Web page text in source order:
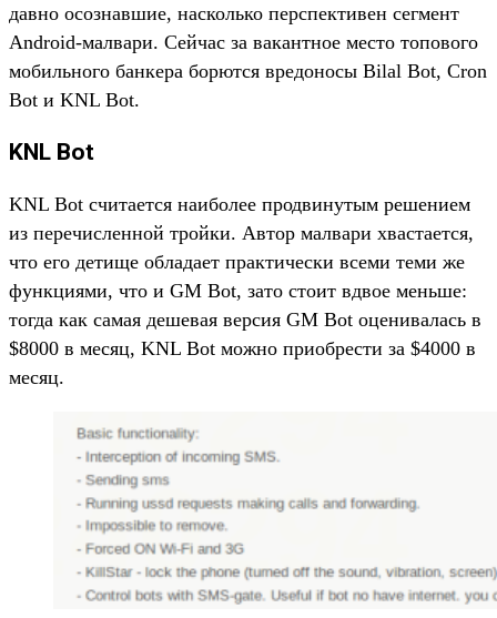
давно осознавшие, насколько перспективен сегмент
Android-малвари. Сейчас за вакантное место топового
мобильного банкера борются вредоносы Bilal Bot, Cron
Bot и KNL Bot.
KNL Bot
KNL Bot считается наиболее продвинутым решением
из перечисленной тройки. Автор малвари хвастается,
что его детище обладает практически всеми теми же
функциями, что и GM Bot, зато стоит вдвое меньше:
тогда как самая дешевая версия GM Bot оценивалась в
$8000 в месяц, KNL Bot можно приобрести за $4000 в
месяц.